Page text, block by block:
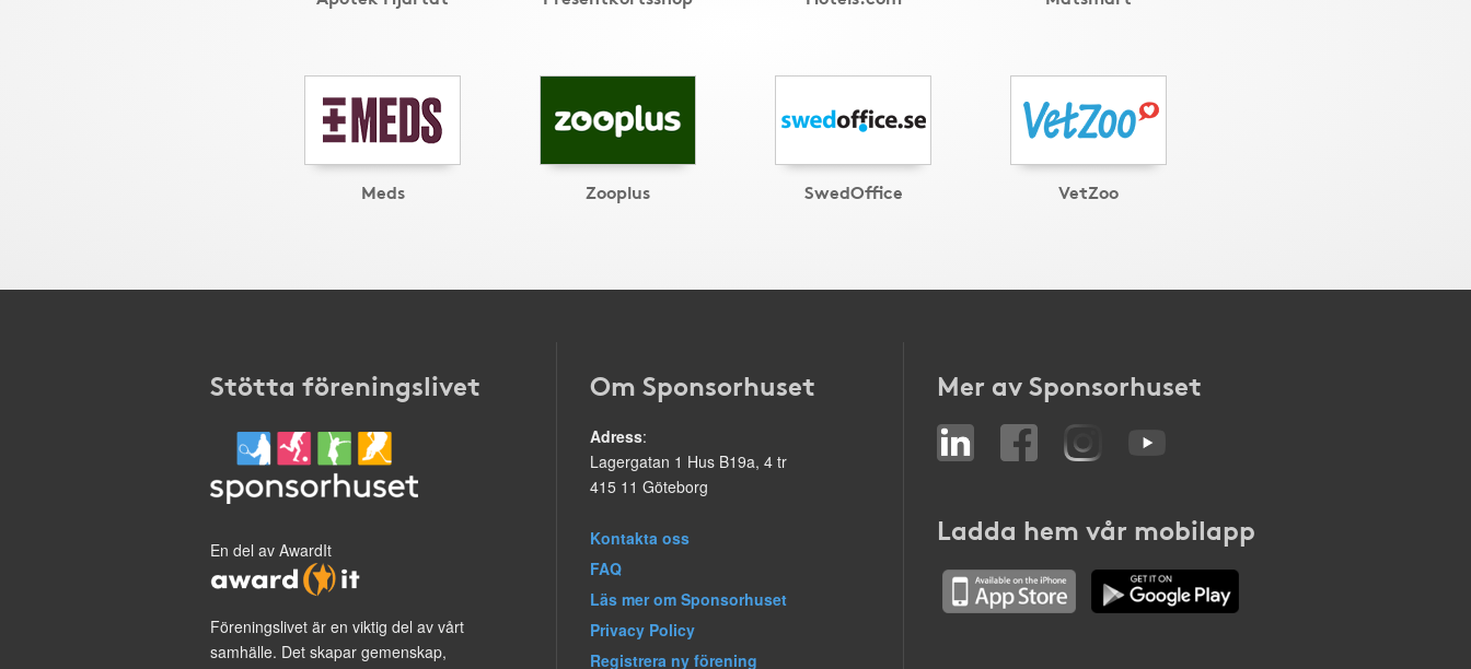
Meds Zooplus SwedOffice VetZoo
Stötta föreningslivet
En del av AwardIt
Föreningslivet är en viktig del av vårt
samhälle. Det skapar gemenskap,
Om Sponsorhuset
Adress:
Lagergatan 1 Hus B19a, 4 tr
415 11 Göteborg
Kontakta oss
FAQ
Läs mer om Sponsorhuset
Privacy Policy
Registrera ny förening
Mer av Sponsorhuset
Ladda hem vår mobilapp